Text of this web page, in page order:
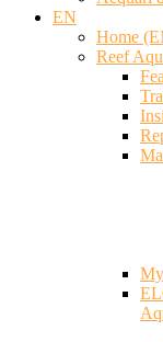
EN
Home
Reef